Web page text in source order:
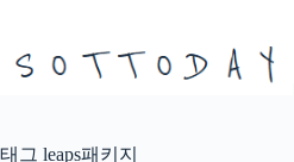
으
태그 leaps패키지